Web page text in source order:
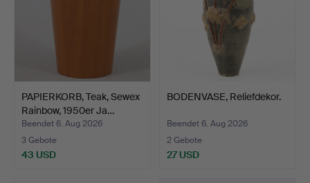
PAPIERKORB, Teak, Sewex
Rainbow, 1950er Ja…
Beendet 6. Aug 2026
3 Gebote
43 USD
BODENVASE, Reliefdekor.
Beendet 6. Aug 2026
2 Gebote
27 USD